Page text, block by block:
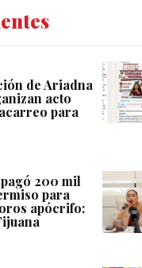
de Ariadna
acto
para
200 mil
para
apócrifo: